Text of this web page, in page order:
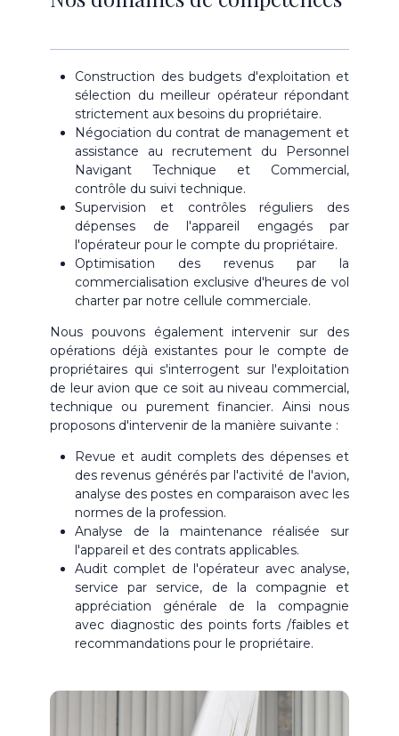
Construction des budgets d'exploitation et
sélection du meilleur opérateur répondant
strictement aux besoins du propriétaire.
Négociation du contrat de management et
assistance au recrutement du Personnel
Navigant Technique et Commercial,
contrôle du suivi technique.
Supervision et contrôles réguliers des
dépenses de l'appareil engagés par
l'opérateur pour le compte du propriétaire.
Optimisation des revenus par la
commercialisation exclusive d'heures de vol
charter par notre cellule commerciale.
Nous pouvons également intervenir sur des
opérations déjà existantes pour le compte de
propriétaires qui s'interrogent sur l'exploitation
de leur avion que ce soit au niveau commercial,
technique ou purement financier. Ainsi nous
proposons d'intervenir de la manière suivante :
Revue et audit complets des dépenses et
des revenus générés par l'activité de l'avion,
analyse des postes en comparaison avec les
normes de la profession.
Analyse de la maintenance réalisée sur
l'appareil et des contrats applicables.
Audit complet de l'opérateur avec analyse,
service par service, de la compagnie et
appréciation générale de la compagnie
avec diagnostic des points forts /faibles et
recommandations pour le propriétaire.